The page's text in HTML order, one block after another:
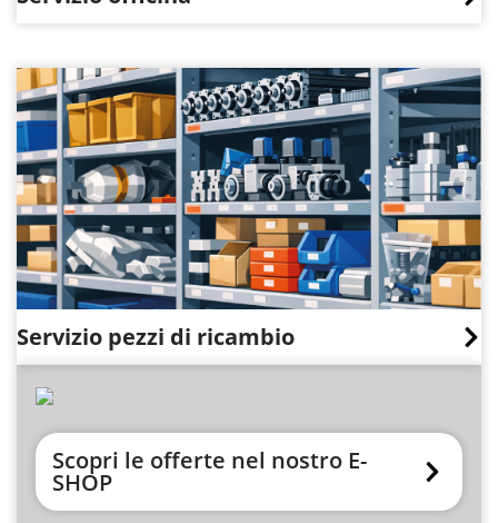
Servizio pezzi di ricambio
Scopri le offerte nel nostro E-
SHOP